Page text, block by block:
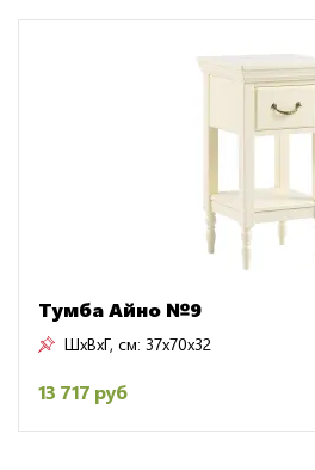
Тумба Айно №9
ШxВxГ, см: 37x70x32
13 717 руб